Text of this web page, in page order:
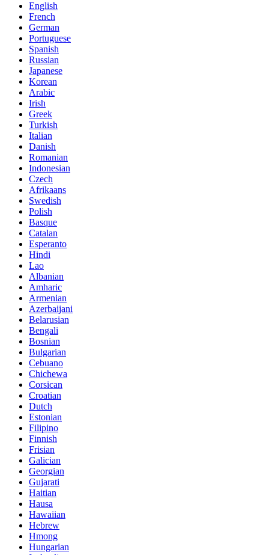
English
French
German
Portuguese
Spanish
Russian
Japanese
Korean
Arabic
Irish
Greek
Turkish
Italian
Danish
Romanian
Indonesian
Czech
Afrikaans
Swedish
Polish
Basque
Catalan
Esperanto
Hindi
Lao
Albanian
Amharic
Armenian
Azerbaijani
Belarusian
Bengali
Bosnian
Bulgarian
Cebuano
Chichewa
Corsican
Croatian
Dutch
Estonian
Filipino
Finnish
Frisian
Galician
Georgian
Gujarati
Haitian
Hausa
Hawaiian
Hebrew
Hmong
Hungarian